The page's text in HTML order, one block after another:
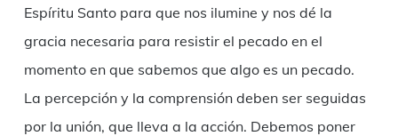
Espíritu Santo para que nos ilumine y nos dé la
gracia necesaria para resistir el pecado en el
momento en que sabemos que algo es un pecado.
La percepción y la comprensión deben ser seguidas
por la unión, que lleva a la acción. Debemos poner